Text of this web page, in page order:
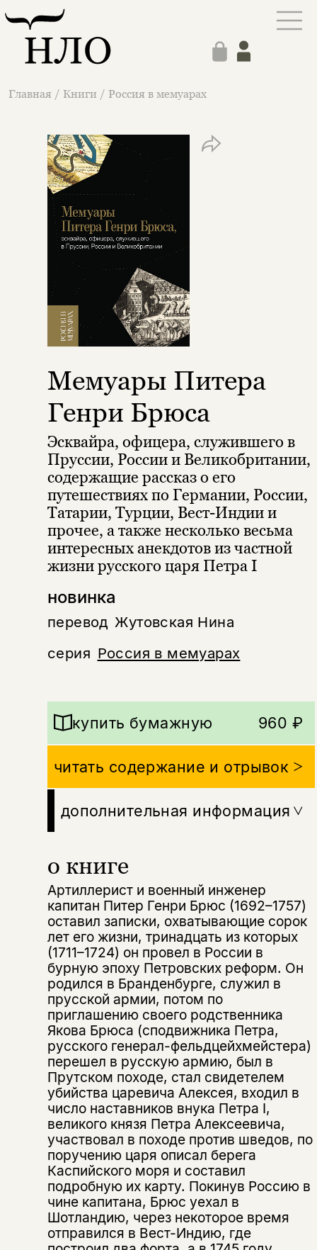
Главная / Книги / Россия в мемуарах
новинка
перевод Жутовская Нина
серия Россия в мемуарах
Мемуары Питера
Генри Брюса
Эсквайра, офицера, служившего в
Пруссии, России и Великобритании,
содержащие рассказ о его
путешествиях по Германии, России,
Татарии, Турции, Вест-Индии и
прочее, а также несколько весьма
интересных анекдотов из частной
жизни русского царя Петра I
о книге
Артиллерист и военный инженер
капитан Питер Генри Брюс (1692–1757)
оставил записки, охватывающие сорок
лет его жизни, тринадцать из которых
(1711–1724) он провел в России в
бурную эпоху Петровских реформ. Он
родился в Бранденбурге, служил в
прусской армии, потом по
приглашению своего родственника
Якова Брюса (сподвижника Петра,
русского генерал-фельдцейхмейстера)
перешел в русскую армию, был в
Прутском походе, стал свидетелем
убийства царевича Алексея, входил в
число наставников внука Петра I,
великого князя Петра Алексеевича,
участвовал в походе против шведов, по
поручению царя описал берега
Каспийского моря и составил
подробную их карту. Покинув Россию в
чине капитана, Брюс уехал в
Шотландию, через некоторое время
отправился в Вест-Индию, где
купить бумажную 960 ₽
читать содержание и отрывок
дополнительная информация
Поделиться
Копировать
ссылку
Вконтакте Телеграм Дзен
Подписка на рассылку
Раз в неделю мы отправляем рассылку
о книгах и событиях «НЛО».
За подписку дарим промокод на
скидку 15%
Я соглашаюсь сПолитикой конфиденциальности
подписаться
нет в продаже.
Вы можете подписаться на
уведомления, и при поступлении книги
на склад получить письмо на указанный
электронный адрес.
Я соглашаюсь с Политикой конфиденциальности
подписаться
Эта книга
не предназначена для
несовершеннолетних
Скажите, пожалуйста,
вам уже исполнилось 18 лет?
да
нет, вернуться назад